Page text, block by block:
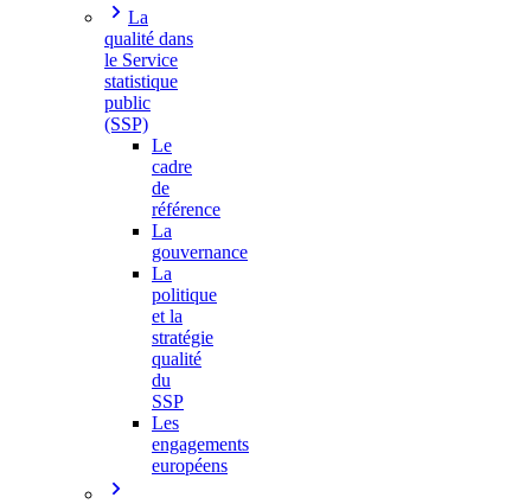
La
qualité dans
le Service
statistique
public
(SSP)
Le
cadre
de
référence
La
gouvernance
La
politique
et la
stratégie
qualité
du
SSP
Les
engagements
européens